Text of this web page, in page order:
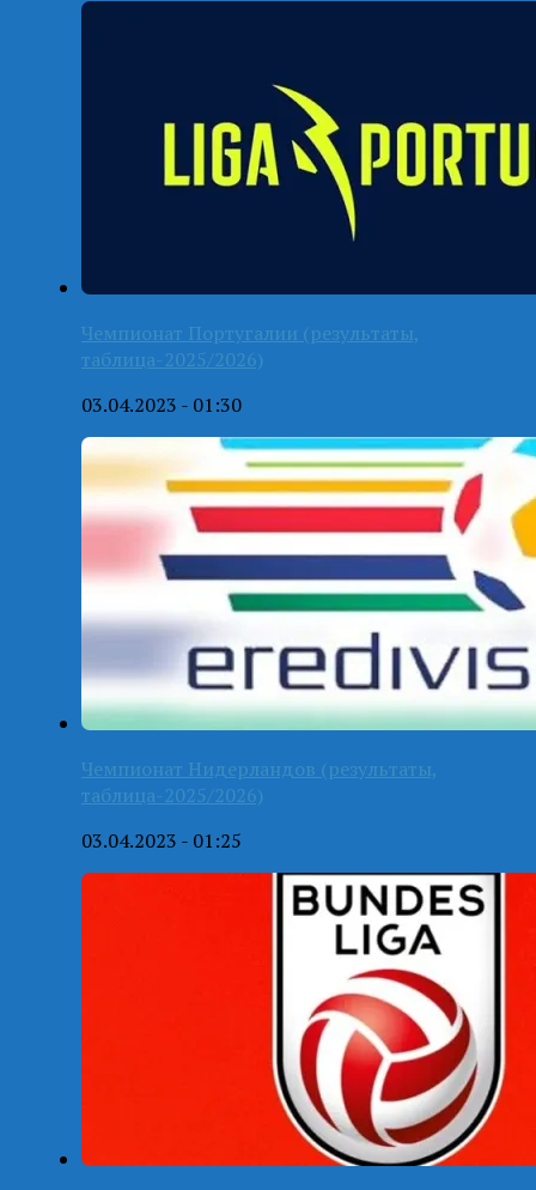
Чемпионат Португалии (результаты,
таблица-2025/2026)
03.04.2023 - 01:30
Чемпионат Нидерландов (результаты,
таблица-2025/2026)
03.04.2023 - 01:25